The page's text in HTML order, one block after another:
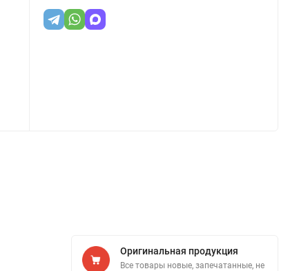
Оригинальная продукция
Все товары новые, запечатанные, не